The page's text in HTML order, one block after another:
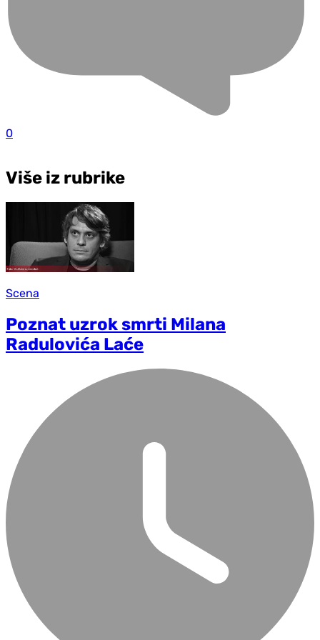
0
Više iz rubrike
Scena
Poznat uzrok smrti Milana
Radulovića Laće